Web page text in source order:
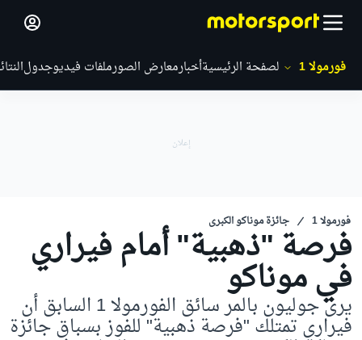
فورمولا 1 الصفحة الرئيسيةأخبارمعارض الصورملفات فيديوجدول
فورمولا 1 جائزة موناكو الكبرى
فرصة "ذهبية" أمام فيراري
في موناكو يرى جوليون بالمر سائق الفورمولا 1 السابق أن
فيراري تمتلك "فرصة ذهبية" للفوز بسباق جائزة